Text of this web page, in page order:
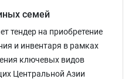
семей
тендер на приобретение
и инвентаря в рамках
ключевых видов
Центральной Азии